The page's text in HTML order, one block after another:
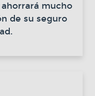
mucho
de su seguro